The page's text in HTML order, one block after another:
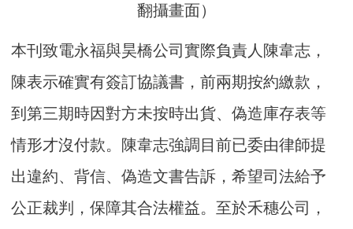
翻攝畫面）
本刊致電永福與昊橋公司實際負責人陳韋志，
陳表示確實有簽訂協議書，前兩期按約繳款，
到第三期時因對方未按時出貨、偽造庫存表等
情形才沒付款。陳韋志強調目前已委由律師提
出違約、背信、偽造文書告訴，希望司法給予
公正裁判，保障其合法權益。至於禾穗公司，